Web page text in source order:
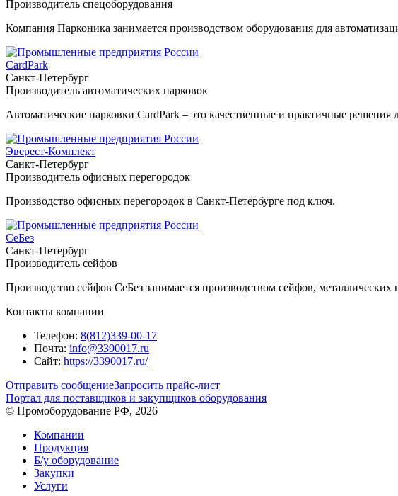
Производитель спецоборудования
Компания Парконика занимается производством оборудования для
CardPark
Санкт-Петербург
Производитель автоматических парковок
Автоматические парковки CardPark – это качественные и практичные
Эверест-Комплект
Санкт-Петербург
Производитель офисных перегородок
Производство офисных перегородок в Санкт-Петербурге под ключ.
СеБез
Санкт-Петербург
Производитель сейфов
Производство сейфов СеБез занимается производством сейфов,
Контакты компании
Телефон: 8(812)339-00-17
Почта: info@3390017.ru
Сайт: https://3390017.ru/
Отправить сообщениеЗапросить прайс-лист
Портал для поставщиков и закупщиков оборудования
© Промоборудование РФ, 2026
Компании
Продукция
Б/у оборудование
Закупки
Услуги